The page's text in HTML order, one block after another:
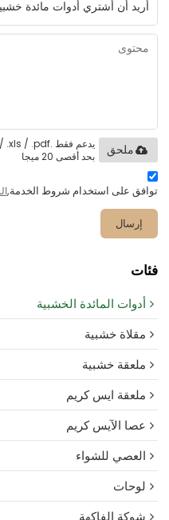
بحد أقصى 20 ميجا
ملحق
توافق على استخدام شروط الخدمة,
إرسال
فئات
أدوات المائدة الخشبية
مقلاة خشبية
ملعقة خشبية
ملعقة ايس كريم
عصا الآيس كريم
العصي للشواء
لوحات
شوكة الفاكهة